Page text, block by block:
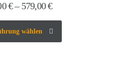
€–579,00€
wählen